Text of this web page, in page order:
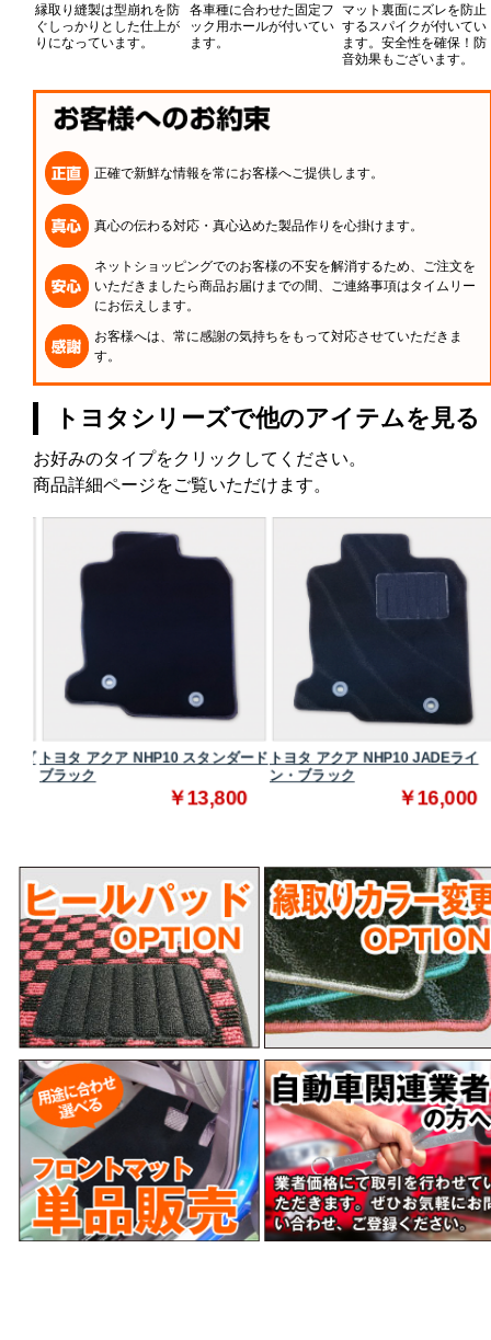
縁取り縫製は型崩れを防
ぐしっかりとした仕上が
りになっています。
各車種に合わせた固定フ
ック用ホールが付いてい
ます。
マット裏面にズレを防止
するスパイクが付いてい
ます。安全性を確保！防
音効果もございます。
正確で新鮮な情報を常にお客様へご提供します。
真心の伝わる対応・真心込めた製品作りを心掛けます。
ネットショッピングでのお客様の不安を解消するため、ご注文を
いただきましたら商品お届けまでの間、ご連絡事項はタイムリー
にお伝えします。
お客様へは、常に感謝の気持ちをもって対応させていただきま
す。
トヨタシリーズで他のアイテムを見る
お好みのタイプをクリックしてください。
商品詳細ページをご覧いただけます。
トヨタ アクア NHP10 スタンダード
ブラック
￥13,800
トヨタ アクア NHP10 JADEライ
ン・ブラック
￥16,000